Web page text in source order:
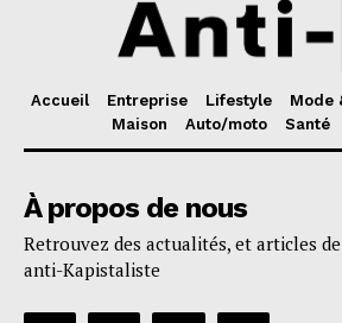
Accueil Entreprise Lifestyle Mode
Maison
Auto/moto Santé
À propos de nous
Retrouvez des actualités, et articles
anti-Kapistaliste